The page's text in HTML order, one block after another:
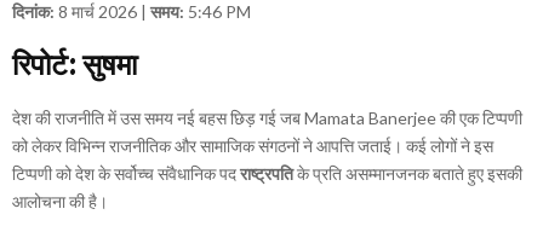
दिनांक: 8 मार्च 2026 | समय: 5:46 PM
रिपोर्ट: सुषमा
देश की राजनीति में उस समय नई बहस छिड़ गई जबMamata Banerjeeकी एक टिप्पणी
को लेकर विभिन्न राजनीतिक और सामाजिक संगठनों ने आपत्ति जताई। कई लोगों ने इस
टिप्पणी को देश के सर्वोच्च संवैधानिक पदराष्ट्रपतिके प्रति असम्मानजनक बताते हुए इसकी
आलोचना की है।